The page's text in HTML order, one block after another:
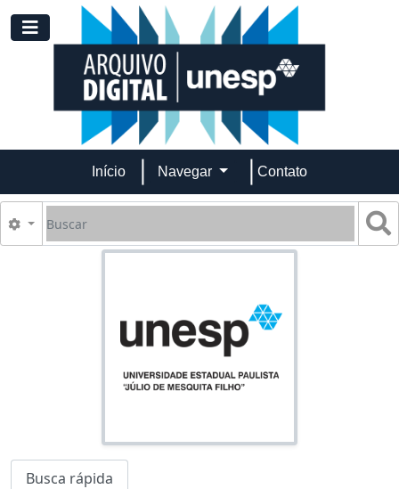
Skip to main content
Toggle navigation
Início Navegar Contato
Buscar
Opções de busca
Busca rápida